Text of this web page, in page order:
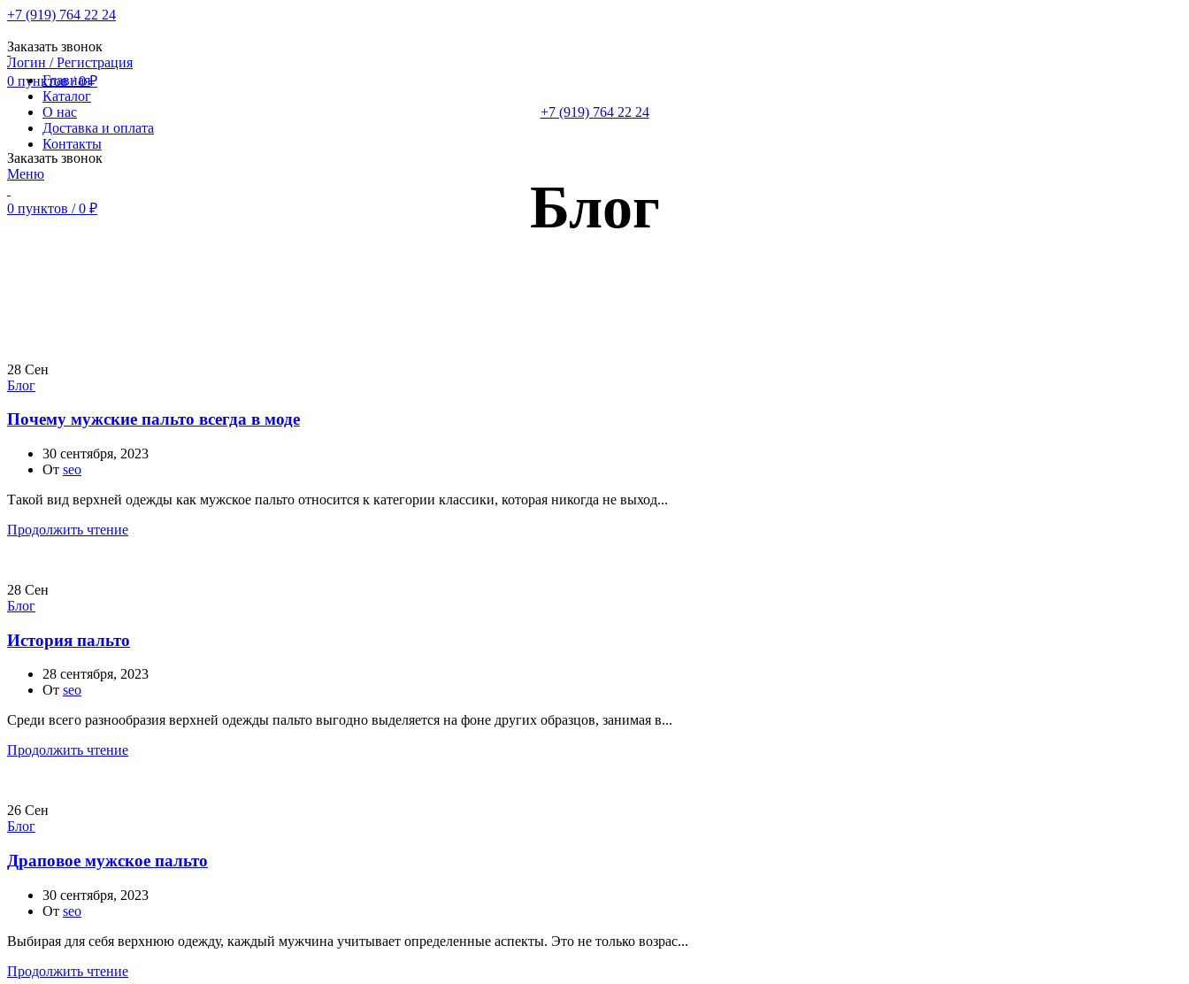
+7 (919) 764 22 24
Заказать звонок
Логин / Регистрация
0 пунктов / 0₽
+7 (919) 764 22 24
Заказать звонок
Главная
Каталог
О нас
Доставка и оплата
Контакты
Меню
0 пунктов / 0 ₽ Блог
28 Сен
Блог
Почему мужские пальто всегда в моде
30 сентября, 2023
От seo
Такой вид верхней одежды как мужское пальто относится к категории классики, которая никогда не выход...
Продолжить чтение
28 Сен
Блог
История пальто
28 сентября, 2023
От seo
Среди всего разнообразия верхней одежды пальто выгодно выделяется на фоне других образцов, занимая в...
Продолжить чтение
26 Сен
Блог
Драповое мужское пальто
30 сентября, 2023
От seo
Выбирая для себя верхнюю одежду, каждый мужчина учитывает определенные аспекты. Это не только возрас...
Продолжить чтение